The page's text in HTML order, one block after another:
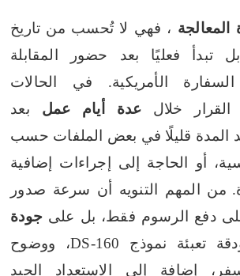
المعالجة ، فهي لا تُحسب من تاريخ
تبدأ فعليًا بعد حضور المقابلة
الأمريكية. في الحالات
القرار خلال عدة أيام عمل بعد
المدة قليلًا في بعض الملفات حسب
أو الحاجة إلى إجراءات إضافية
من المهم التنويه أن سرعة صدور
على دفع الرسوم فقط، بل على جودة
، ودقة تعبئة نموذج DS-160، ووضوح
إضافة إلى الاستعداد الجيد